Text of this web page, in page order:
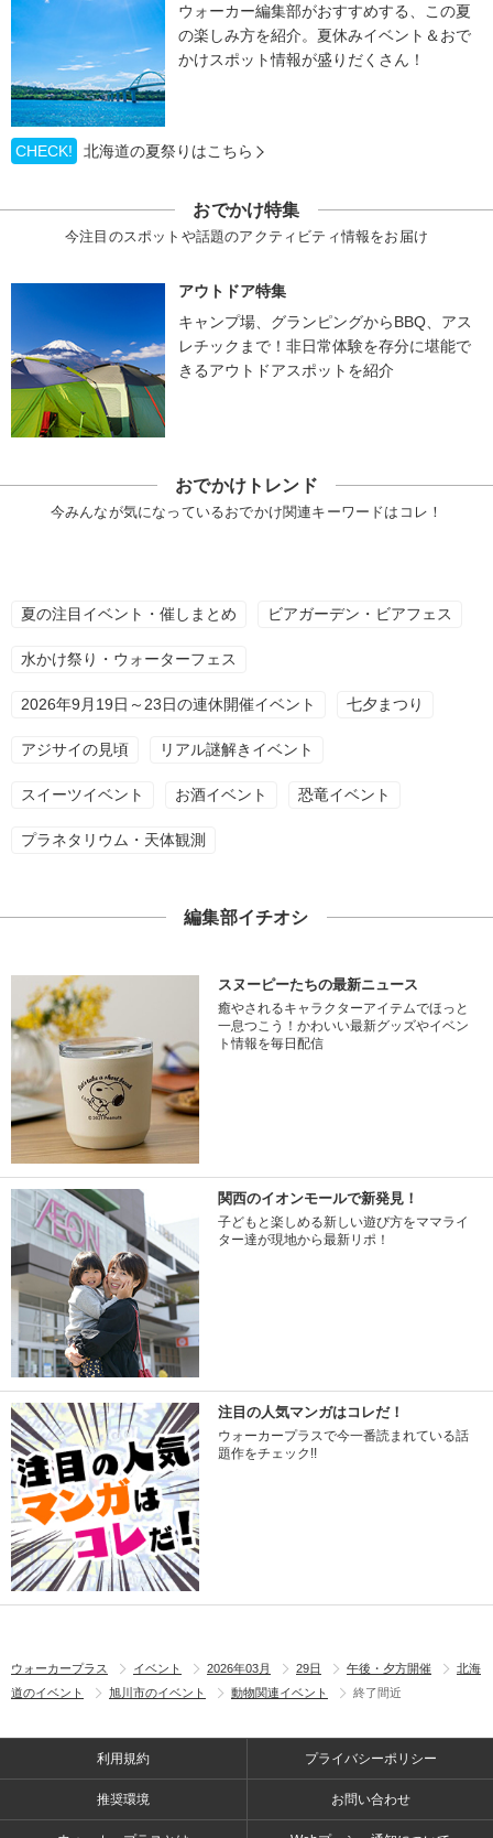
ウォーカー編集部がおすすめする、この夏
の楽しみ方を紹介。夏休みイベント＆おで
かけスポット情報が盛りだくさん！
CHECK! 北海道の夏祭りはこちら
おでかけ特集
今注目のスポットや話題のアクティビティ情報をお届け
アウトドア特集
キャンプ場、グランピングからBBQ、アス
レチックまで！非日常体験を存分に堪能で
きるアウトドアスポットを紹介
おでかけトレンド
今みんなが気になっているおでかけ関連キーワードはコレ！
夏の注目イベント・催しまとめ ビアガーデン・ビアフェス
水かけ祭り・ウォーターフェス
2026年9月19日～23日の連休開催イベント 七夕まつり
アジサイの見頃 リアル謎解きイベント
スイーツイベント お酒イベント 恐竜イベント
プラネタリウム・天体観測
編集部イチオシ
スヌーピーたちの最新ニュース
癒やされるキャラクターアイテムでほっと
一息つこう！かわいい最新グッズやイベン
ト情報を毎日配信
関西のイオンモールで新発見！
子どもと楽しめる新しい遊び方をママライ
ター達が現地から最新リポ！
注目の人気マンガはコレだ！
ウォーカープラスで今一番読まれている話
題作をチェック!!
ウォーカープラス イベント 2026年03月 29日 午後・夕方開催
北海
道のイベント
旭川市のイベント 動物関連イベント 終了間近
利用規約 プライバシーポリシー
推奨環境 お問い合わせ